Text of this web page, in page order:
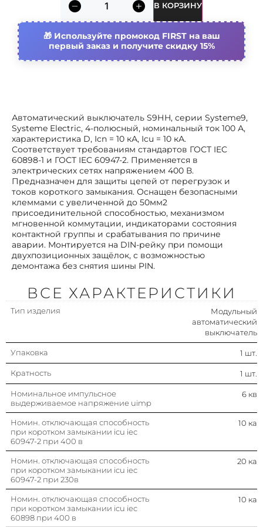
Автоматический выключатель S9НH, серии Systeme9,
Systeme Electric, 4-полюсный, номинальный ток 100 А,
характеристика D, Icn = 10 кА, Icu = 10 кА.
Соответствует требованиям стандартов ГОСТ IEC
60898-1 и ГОСТ IEC 60947-2. Применяется в
электрических сетях напряжением 400 В.
Предназначен для защиты цепей от перегрузок и
токов короткого замыкания. Оснащен безопасными
клеммами с увеличенной до 50мм2
присоединительной способностью, механизмом
мгновенной коммутации, индикаторами состояния
контактной группы и срабатывания по причине
аварии. Монтируется на DIN-рейку при помощи
двухпозиционных защёлок, с возможностью
демонтажа без снятия шины PIN.
способность при коротком
замыкании icu iec 60947-2 при
230в
Номин. отключающая
способность при коротком
замыкании icu iec 60898 при 400
10 ка
Возможна дополнит.
комплектация
Да
Рабочая температура
окружающей среды
-35…70 °c
Поперечн. сечение подключ.
многопроволочного (гибкого)
провода
1…35 мм²
Поперечн. сечение подключ.
однопроволочного (жесткого)
провода
1…50 мм²
Номин. отключающая
способность
Количество защищенных
полюсов
Степень защиты (ip) Ip20
Модульная ширина (общ. кол-во
модульных расстояний)
6
Степень загрязнения 3
Класс токоограничения
Номин. напряжение изоляции ui
Характеристика срабатывания
(кривая тока)
D
Частота 50…60 гц
Номин. напряжение
В КОРЗИНУ
Используйте промокод FIRST на ваш
первый заказ и получите скидку 15%
ВСЕ ХАРАКТЕРИСТИКИ
Тип изделия
Модульный
автоматический
выключатель
Упаковка 1 шт.
Кратность 1 шт.
Номинальное импульсное
выдерживаемое напряжение uimp
6 кв
Номин. отключающая способность
при коротком замыкании icu iec
60947-2 при 400 в
10 ка
Номин. отключающая способность
при коротком замыкании icu iec
60947-2 при 230в
20 ка
Номин. отключающая способность
при коротком замыкании icu iec
60898 при 400 в
10 ка